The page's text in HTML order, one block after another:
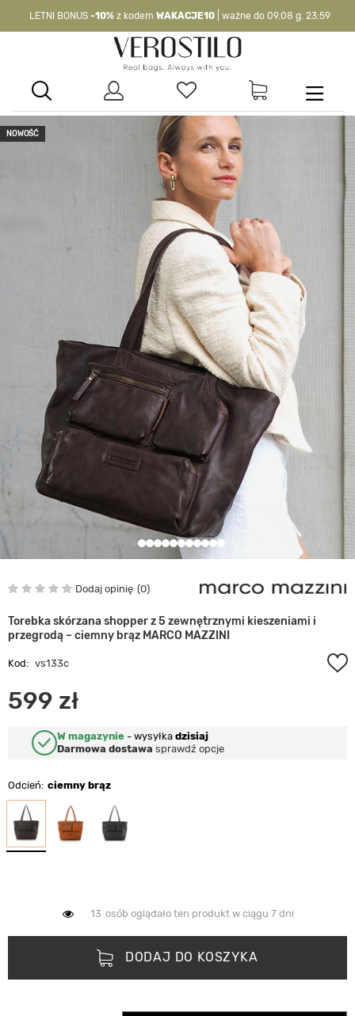
LETNI BONUS -10% z kodem WAKACJE10 | ważne do 09.08 g. 23:59
WAKACJE10| nie dotyczy produktów z flagą OKAZJA >
NOWOŚĆ
Dodaj opinię 0
Torebka skórzana shopper z 5 zewnętrznymi kieszeniami i
przegrodą – ciemny brąz MARCO MAZZINI
Kod: vs133c
599 zł
W magazynie - wysyłka dzisiaj
Darmowa dostawa sprawdź opcje
Odcień ciemny brąz
13 osób oglądało ten produkt w ciągu 7 dni
DODAJ DO KOSZYKA